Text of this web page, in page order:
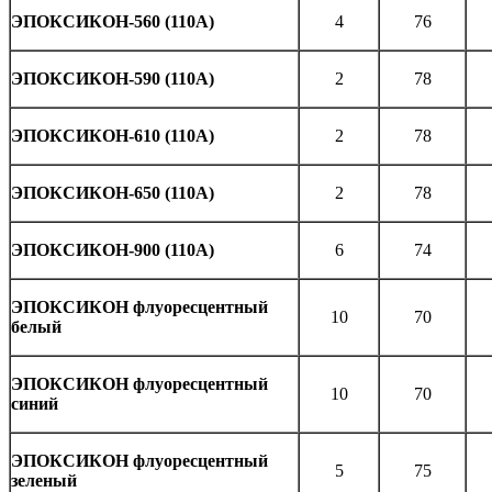
ЭПОКСИКОН-560 (110А) 4 76
ЭПОКСИКОН-590 (110А) 2 78
ЭПОКСИКОН-610 (110А) 2 78
ЭПОКСИКОН-650 (110А) 2 78
ЭПОКСИКОН-900 (110А) 6 74
ЭПОКСИКОН флуоресцентный
белый
10 70
ЭПОКСИКОН флуоресцентный
синий
10 70
ЭПОКСИКОН флуоресцентный
зеленый
5 75